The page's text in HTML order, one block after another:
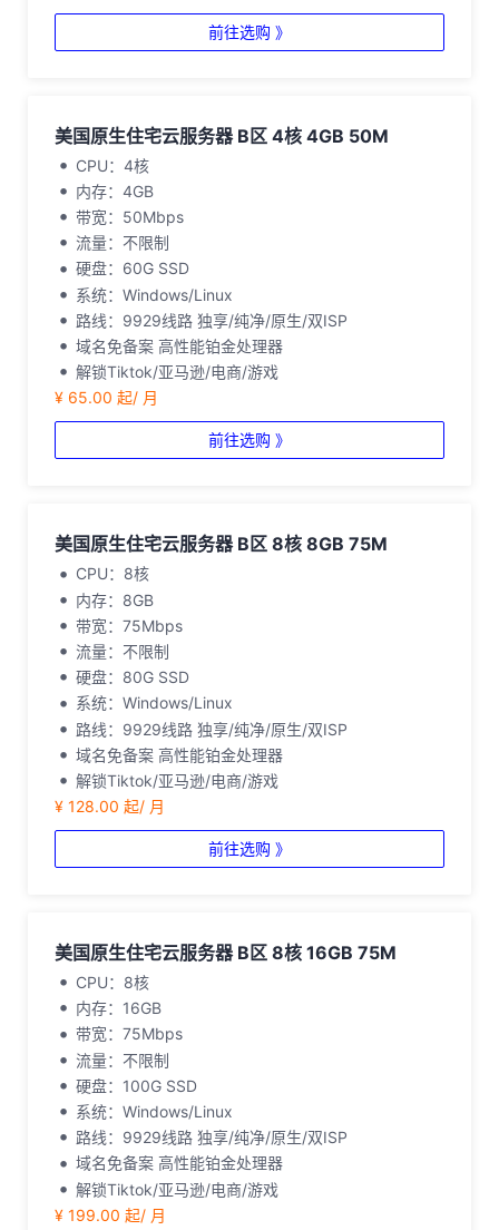
前往选购 》
美国原生住宅云服务器 B区 4核 4GB 50M
CPU：4核
内存：4GB
带宽：50Mbps
流量：不限制
硬盘：60G SSD
系统：Windows/Linux
路线：9929线路 独享/纯净/原生/双ISP
域名免备案 高性能铂金处理器
解锁Tiktok/亚马逊/电商/游戏
¥ 65.00 起/ 月
前往选购 》
美国原生住宅云服务器 B区 8核 8GB 75M
CPU：8核
内存：8GB
带宽：75Mbps
流量：不限制
硬盘：80G SSD
系统：Windows/Linux
路线：9929线路 独享/纯净/原生/双ISP
域名免备案 高性能铂金处理器
解锁Tiktok/亚马逊/电商/游戏
¥ 128.00 起/ 月
前往选购 》
美国原生住宅云服务器 B区 8核 16GB 75M
CPU：8核
内存：16GB
带宽：75Mbps
流量：不限制
硬盘：100G SSD
系统：Windows/Linux
路线：9929线路 独享/纯净/原生/双ISP
域名免备案 高性能铂金处理器
解锁Tiktok/亚马逊/电商/游戏
¥ 199.00 起/ 月